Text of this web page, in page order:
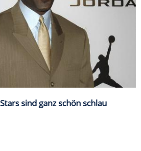
sind ganz schön schlau